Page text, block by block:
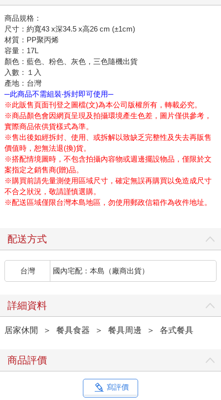
商品規格：
尺寸：約寬43 x深34.5 x高26 cm (±1cm)
材質：PP聚丙烯
容量：17L
顏色：藍色、粉色、灰色，三色隨機出貨
入數：１入
產地：台灣
─此商品不需組裝‧拆封即可使用─
※此販售頁面刊登之圖檔(文)為本公司版權所有，轉載必究。
※商品顏色會因網頁呈現及拍攝環境產生色差，圖片僅供參考，
實際商品依供貨樣式為準。
※售出後如經拆封、使用、或拆解以致缺乏完整性及失去再販售
價值時，恕無法退(換)貨。
※搭配情境圖時，不包含拍攝內容物或週邊擺設物品，僅限於文
案指定之銷售商(贈)品。
※購買前請先量測使用區域尺寸，確定無誤再購買以免造成尺寸
不合之狀況，敬請謹慎選購。
※配送區域僅限台灣本島地區，勿使用郵政信箱作為收件地址。
配送方式
台灣 國內宅配：本島（廠商出貨）
詳細資料
居家休閒 ＞ 餐具食器 ＞ 餐具周邊 ＞ 各式餐具
商品評價
寫評價